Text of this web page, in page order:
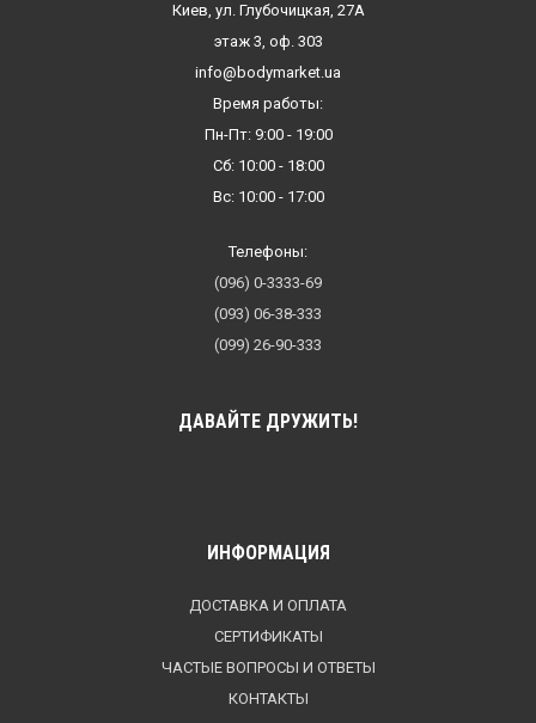
Киев, ул. Глубочицкая, 27А
этаж 3, оф. 303
info@bodymarket.ua
Время работы:
Пн-Пт: 9:00 - 19:00
Сб: 10:00 - 18:00
Вс: 10:00 - 17:00
Телефоны:
(096) 0-3333-69
(093) 06-38-333
(099) 26-90-333
ДАВАЙТЕ ДРУЖИТЬ!
ИНФОРМАЦИЯ
ДОСТАВКА И ОПЛАТА
СЕРТИФИКАТЫ
ЧАСТЫЕ ВОПРОСЫ И ОТВЕТЫ
КОНТАКТЫ